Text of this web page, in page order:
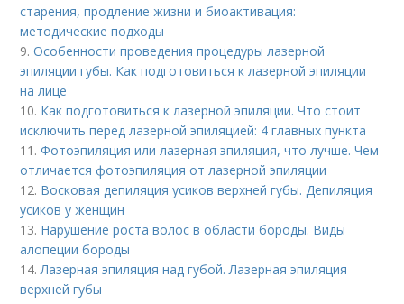
старения, продление жизни и биоактивация:
методические подходы
9.Особенности проведения процедуры лазерной
эпиляции губы. Как подготовиться к лазерной эпиляции
на лице
10. Как подготовиться к лазерной эпиляции. Что стоит
исключить перед лазерной эпиляцией: 4 главных пункта
11.Фотоэпиляция или лазерная эпиляция, что лучше. Чем
отличается фотоэпиляция от лазерной эпиляции
12. Восковая депиляция усиков верхней губы. Депиляция
усиков у женщин
13. Нарушение роста волос в области бороды. Виды
алопеции бороды
14.Лазерная эпиляция над губой. Лазерная эпиляция
верхней губы